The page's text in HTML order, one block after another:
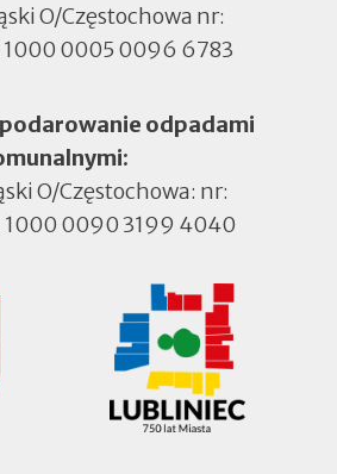
O/Częstochowa nr:
1000 0005 0096 6783
odpadami
O/Częstochowa: nr:
1000 0090 3199 4040